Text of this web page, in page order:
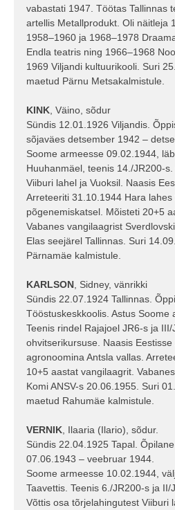
vabastati 1947. Töötas Tallinnas
artellis Metallprodukt. Oli näitleja
1958–1960 ja 1968–1978
Endla teatris ning 1966–1968
1969 Viljandi kultuurikooli. Suri
maetud Pärnu Metsakalmistule.
KINK , Väino, sõdur
Sündis 12.01.1926 Viljandis.
sõjaväes detsember 1942 –
Soome armeesse 09.02.1944,
Huuhanmäel, teenis 14./JR200-
Viiburi lahel ja Vuoksil. Naasis
Arreteeriti 31.10.1944 Hara lahes
põgenemiskatsel. Mõisteti 20+5
Vabanes vangilaagrist
Elas seejärel Tallinnas. Suri
Pärnamäe kalmistule.
KARLSON , Sidney, vänrikki
Sündis 22.07.1924 Tallinnas.
Tööstuskeskkoolis. Astus Soome
Teenis rindel Rajajoel JR6-s ja
ohvitserikursuse. Naasis
agronoomina Antsla vallas.
10+5 aastat vangilaagrit.
Komi ANSV-s 20.06.1955. Suri
maetud Rahumäe kalmistule.
VERNIK , Ilaaria (Ilario), sõdur.
Sündis 22.04.1925 Tapal.
07.06.1943 – veebruar 1944.
Soome armeesse 10.02.1944,
Taavettis. Teenis 6./JR200-s ja II/
Võttis osa tõrjelahingutest Viiburi